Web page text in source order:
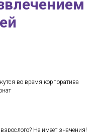
во время корпоратива
Не имеет значения!